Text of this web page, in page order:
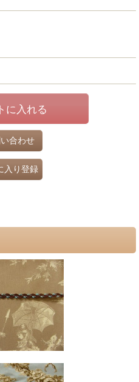
に入れる
合わせ
入り登録